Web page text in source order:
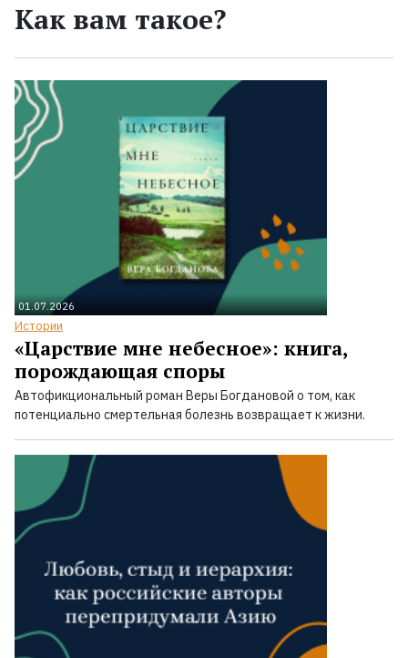
Как вам такое?
01.07.2026
Истории
«Царствие мне небесное»: книга,
порождающая споры
Автофикциональный роман Веры Богдановой о том, как
потенциально смертельная болезнь возвращает к жизни.